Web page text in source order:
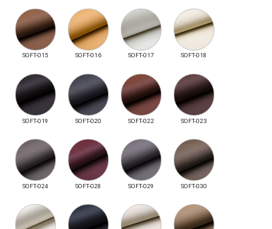
SOFT-015 SOFT-016 SOFT-017 SOFT-018
SOFT-019 SOFT-020 SOFT-022 SOFT-023
SOFT-024 SOFT-028 SOFT-029 SOFT-030